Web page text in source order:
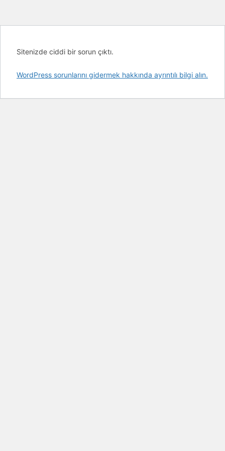
Sitenizde ciddi bir sorun çıktı.
WordPress sorunlarını gidermek hakkında ayrıntılı bilgi alın.